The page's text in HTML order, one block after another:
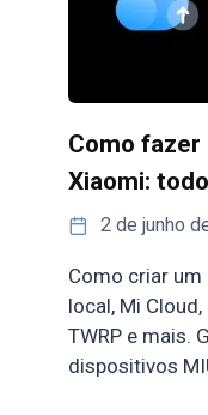
Como fazer
Xiaomi:
2 de junho
Como criar um
local, Mi
TWRP e mais.
dispositivos